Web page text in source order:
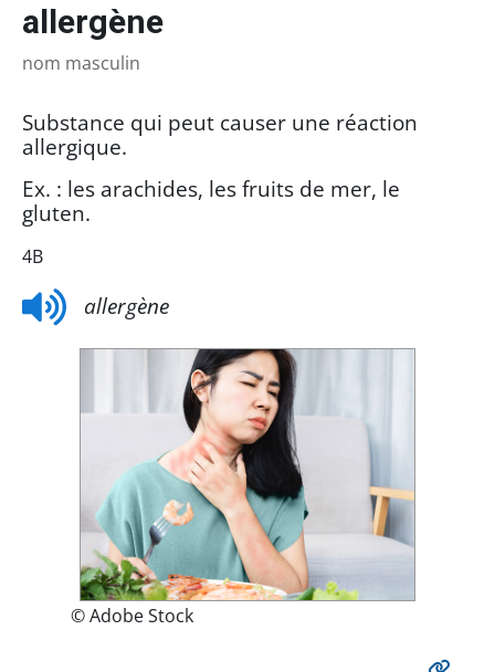
allergène
nom masculin
Substance qui peut causer une réaction
allergique.
Ex. : les arachides, les fruits de mer, le
gluten.
4B
allergène
© Adobe Stock